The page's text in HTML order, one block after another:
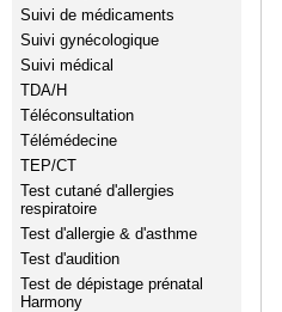
Suivi de médicaments
Suivi gynécologique
Suivi médical
TDA/H
Téléconsultation
Télémédecine
TEP/CT
Test cutané d'allergies
respiratoire
Test d'allergie & d'asthme
Test d'audition
Test de dépistage prénatal
Harmony